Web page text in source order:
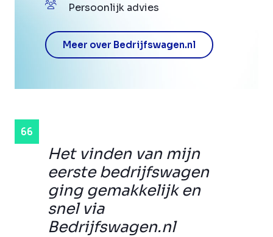
Het vinden van mijn
eerste bedrijfswagen
ging gemakkelijk en
snel via
Bedrijfswagen.nl
Persoonlijk advies
Meer over Bedrijfswagen.nl